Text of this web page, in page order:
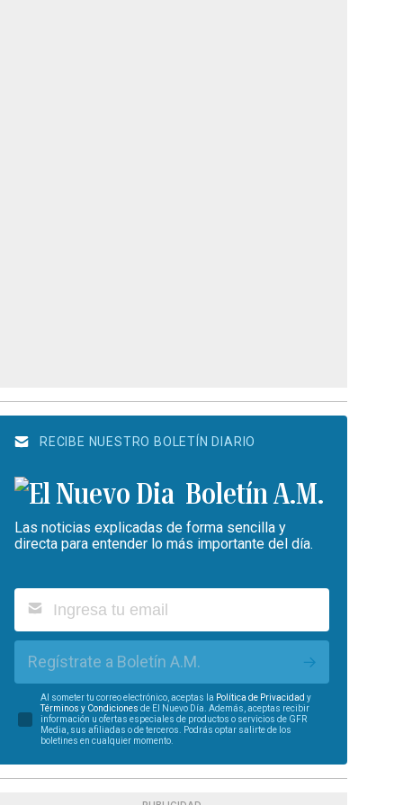
RECIBE NUESTRO BOLETÍN DIARIO
Boletín A.M.
Las noticias explicadas de forma sencilla y
directa para entender lo más importante del día.
Regístrate a Boletín A.M.
Al someter tu correo electrónico, aceptas la Política de Privacidad y
Términos y Condiciones de El Nuevo Día. Además, aceptas recibir
información u ofertas especiales de productos o servicios de GFR
Media, sus afiliadas o de terceros. Podrás optar salirte de los
boletines en cualquier momento.